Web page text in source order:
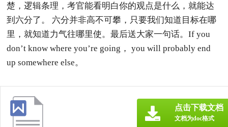
楚，逻辑条理，考官能看明白你的观点是什么，就能达
到六分了。 六分并非高不可攀，只要我们知道目标在哪
里，就知道力气往哪里使。最后送大家一句话。If you
don’t know where you’re going， you will probably end
up somewhere else。
点击下载文档
文档为doc格式